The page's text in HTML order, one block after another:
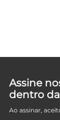
Assine
dentro
Ao assinar,